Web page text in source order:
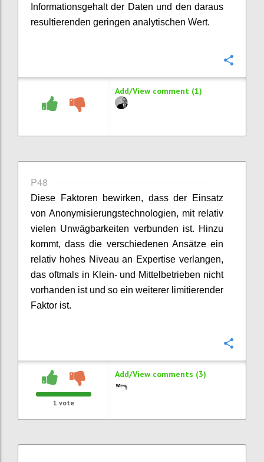
Informationsgehalt der Daten und den daraus
resultierenden geringen analytischen Wert.
Add/View comment (1)
P48
Diese Faktoren bewirken, dass der Einsatz
von Anonymisierungstechnologien, mit relativ
vielen Unwägbarkeiten verbunden ist. Hinzu
kommt, dass die verschiedenen Ansätze ein
relativ hohes Niveau an Expertise verlangen,
das oftmals in Klein- und Mittelbetrieben nicht
vorhanden ist und so ein weiterer limitierender
Faktor ist.
1 vote
Add/View comments (3)